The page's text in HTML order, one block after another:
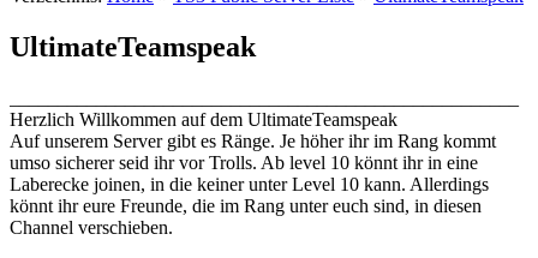
UltimateTeamspeak
Herzlich Willkommen auf dem UltimateTeamspeak
Auf unserem Server gibt es Ränge. Je höher ihr im Rang kommt
umso sicherer seid ihr vor Trolls. Ab level 10 könnt ihr in eine
Laberecke joinen, in die keiner unter Level 10 kann. Allerdings
könnt ihr eure Freunde, die im Rang unter euch sind, in diesen
Channel verschieben.